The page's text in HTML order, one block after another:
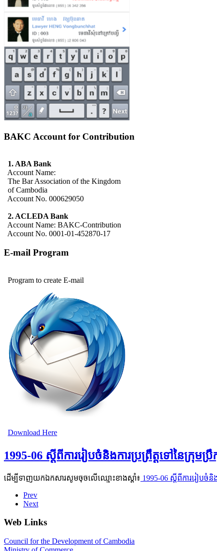
BAKC Account for Contribution
1. ABA Bank
Account Name:
The Bar Association of the Kingdom
of Cambodia
Account No. 000629050
2. ACLEDA Bank
Account Name: BAKC-Contribution
Account No. 0001-01-452870-17
E-mail Program
Program to create E-mail
Download Here
1995-06 ស្ដីពីការរៀបចំនិងការប្រព្រឹត្តទៅនៃក្រុម
ដើម្បីទាញយកឯកសារសូមចុចលើឈ្មោះខាងស្តាំ៖ 1995-06 ស្ដីពីការរៀបចំនិ
Prev
Next
Web Links
Council for the Development of Cambodia